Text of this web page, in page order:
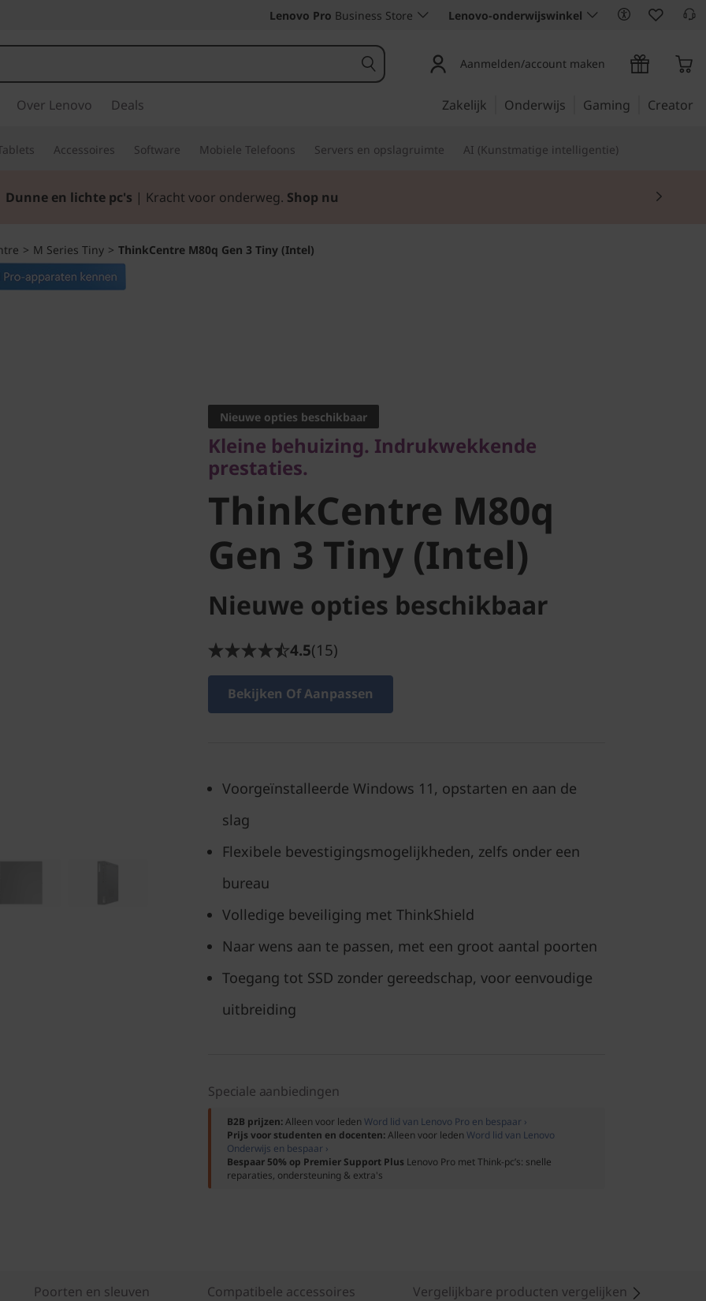
Lenovo Pro Business Store Lenovo-onderwijswinkel
Aanmelden/account maken
Over Lenovo Deals Zakelijk Onderwijs Gaming Creator
Accessoires Software Mobiele Telefoons Servers en opslagruimte AI (Kunstmatige intelligentie)
Dunne en lichte pc's | Kracht voor onderweg. Shop nu
> M Series Tiny > ThinkCentre M80q Gen 3 Tiny (Intel)
prestaties.
ThinkCentre M80q
Gen 3 Tiny (Intel)
Nieuwe opties beschikbaar
Kleine behuizing. Indrukwekkende
prestaties.
ThinkCentre M80q
Gen 3 Tiny (Intel)
Nieuwe opties beschikbaar
4.5(15)
Bekijken Of Aanpassen
Voorgeïnstalleerde Windows 11, opstarten en aan de
slag
Flexibele bevestigingsmogelijkheden, zelfs onder een
bureau
Volledige beveiliging met ThinkShield
Naar wens aan te passen, met een groot aantal poorten
Toegang tot SSD zonder gereedschap, voor eenvoudige
uitbreiding
Speciale aanbiedingen
B2B prijzen:Alleen voor leden Word lid van Lenovo Pro en bespaar ›
Prijs voor studenten en docenten:Alleen voor leden Word lid van Lenovo
Onderwijs en bespaar ›
Bespaar 50% op Premier Support Plus Lenovo Pro met Think-pc’s: snelle
reparaties, ondersteuning & extra's
Poorten en sleuven Compatibele accessoires Vergelijkbare producten vergelijken